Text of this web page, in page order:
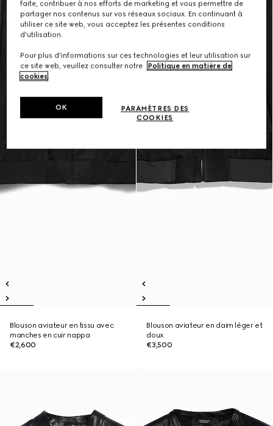
Blouson aviateur en tissu avec
manches en cuir nappa
€2,600
Blouson aviateur en daim léger et
doux
€3,500
faite, contribuer à nos efforts de marketing et vous permettre de
partager nos contenus sur vos réseaux sociaux. En continuant à
utiliser ce site web, vous acceptez les présentes conditions
d'utilisation.
Pour plus d'informations sur ces technologies et leur utilisation sur
ce site web, veuillez consulter notre
Politique en matière de
cookies.
PARAMÈTRES DES
COOKIES
OK